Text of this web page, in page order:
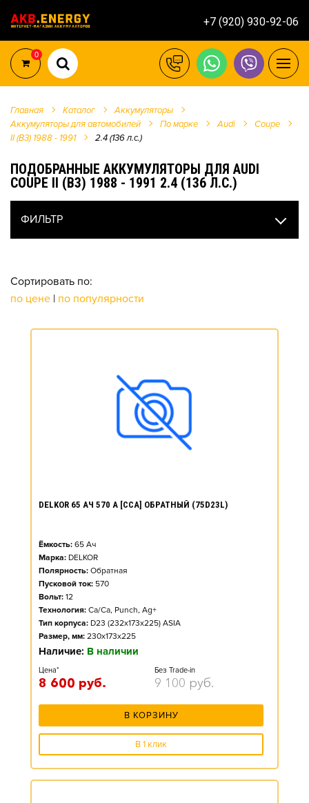
+7 (920) 930-92-06
0
Главная Каталог
Аккумуляторы
Аккумуляторы для автомобилей
По марке Audi
Coupe
II (B3) 1988 - 1991
2.4 (136 л.с.)
ПОДОБРАННЫЕ АККУМУЛЯТОРЫ ДЛЯ AUDI
COUPE II (B3) 1988 - 1991 2.4 (136 Л.С.)
ФИЛЬТР
Сортировать по:
по цене | по популярности
DELKOR 65 АЧ 570 А [CCA] ОБРАТНЫЙ (75D23L)
Ёмкость: 65 Ач
Марка: DELKOR
Полярность: Обратная
Пусковой ток: 570
Вольт: 12
Технология: Ca/Ca, Punch, Ag+
Тип корпуса: D23 (232x173x225) ASIA
Размер, мм: 230x173x225
Наличие: В наличии
Цена*
8 600 руб.
Без Trade-in
9 100 руб.
В КОРЗИНУ
В 1 клик